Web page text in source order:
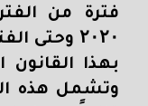
فترة من
۲۰۲۰ وحتى
بهذا القانون
وتشمل هذه